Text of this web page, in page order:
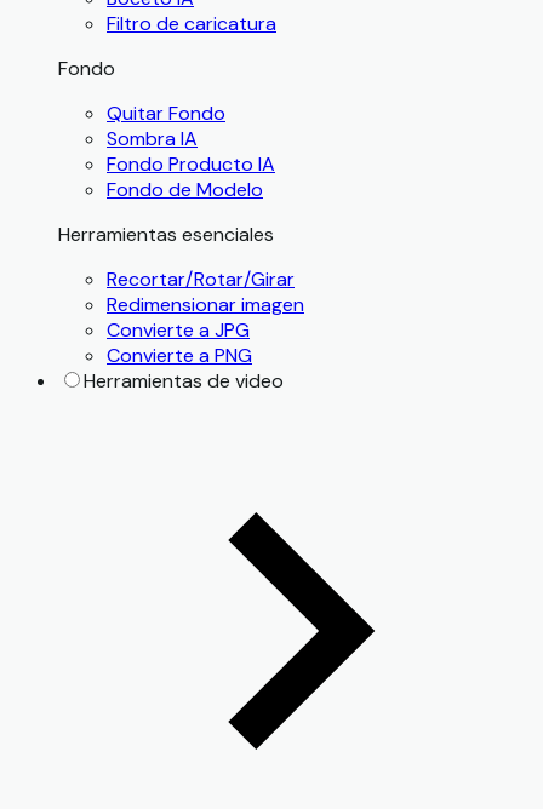
Filtro de caricatura
Fondo
Quitar Fondo
Sombra IA
Fondo Producto IA
Fondo de Modelo
Herramientas esenciales
Recortar/Rotar/Girar
Redimensionar imagen
Convierte a JPG
Convierte a PNG
Herramientas de video